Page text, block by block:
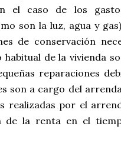
el caso de los
son la luz, agua y
de conservación
de la vivienda
reparaciones
son a cargo del
realizadas por el
de la renta en el